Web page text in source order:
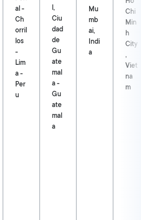
al -
Ch
orril
los
-
Lim
a -
Per
u
l,
Ciu
dad
de
Gu
ate
mal
a -
Gu
ate
mal
a
Mu
mb
ai,
Indi
a
Chi
Min
h
City
,
Viet
na
m